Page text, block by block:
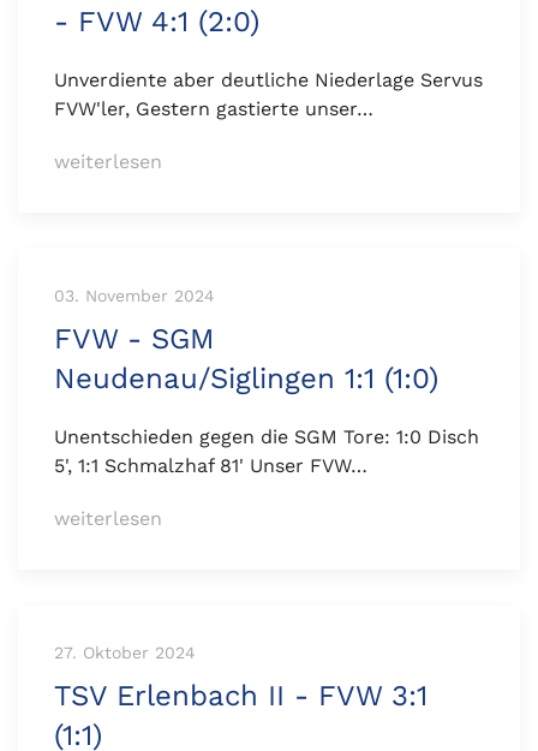
- FVW 4:1 (2:0)
Unverdiente aber deutliche Niederlage Servus
FVW'ler, Gestern gastierte unser…
weiterlesen
03. November 2024
FVW - SGM
Neudenau/Siglingen 1:1 (1:0)
Unentschieden gegen die SGM Tore: 1:0 Disch
5', 1:1 Schmalzhaf 81' Unser FVW…
weiterlesen
27. Oktober 2024
TSV Erlenbach II - FVW 3:1
(1:1)